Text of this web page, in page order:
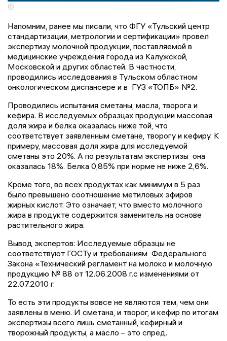
©
Напомним, ранее мы писали, что ФГУ «Тульский центр
стандартизации, метрологии и сертификации» провел
экспертизу молочной продукции, поставляемой в
медицинские учреждения города из Калужской,
Московской и других областей. В частности,
проводились исследования в Тульском областном
онкологическом диспансере и в ГУЗ «ТОПБ» №2.
Проводились испытания сметаны, масла, творога и
кефира. В исследуемых образцах продукции массовая
доля жира и белка оказалась ниже той, что
соответствует заявленным сметане, творогу и кефиру. К
примеру, массовая доля жира для исследуемой
сметаны это 20%. А по результатам экспертизы она
оказалась 18%. Белка 0,85% при норме не ниже 2,6%.
Кроме того, во всех продуктах как минимум в 5 раз
было превышено соотношение метиловых эфиров
жирных кислот. Это означает, что вместо молочного
жира в продукте содержится заменитель на основе
растительного жира.
Вывод экспертов: Исследуемые образцы не
соответствуют ГОСТу и требованиям Федерального
Закона «Технический регламент на молоко и молочную
продукцию № 88 от 12.06.2008 г.с изменениями от
22.07.2010 г.
То есть эти продукты вовсе не являются тем, чем они
заявлены в меню. И сметана, и творог, и кефир по итогам
экспертизы всего лишь сметанный, кефирный и
творожный продукты, а масло – это спред.